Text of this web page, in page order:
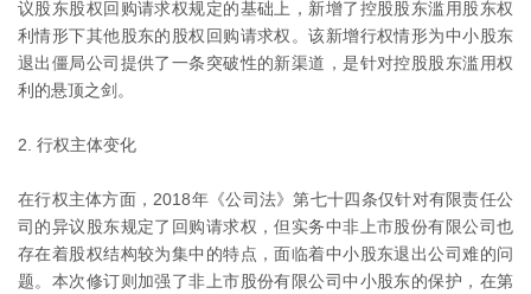
议股东股权回购请求权规定的基础上，新增了控股股东滥用股东权
利情形下其他股东的股权回购请求权。该新增行权情形为中小股东
退出僵局公司提供了一条突破性的新渠道，是针对控股股东滥用权
利的悬顶之剑。
2. 行权主体变化
在行权主体方面，2018年《公司法》第七十四条仅针对有限责任公
司的异议股东规定了回购请求权，但实务中非上市股份有限公司也
存在着股权结构较为集中的特点，面临着中小股东退出公司难的问
题。本次修订则加强了非上市股份有限公司中小股东的保护，在第